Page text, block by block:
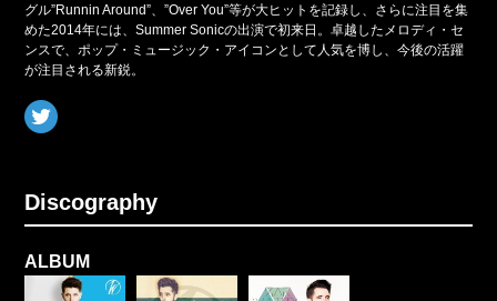
グル”Runnin Around”、”Over You”等が大ヒットを記録し、さらに注目を集
めた2014年には、Summer Sonicの出演で初来日。卓越したメロディ・セ
ンスで、ポップ・ミュージック・アイコンとして人気を博し、今後の活躍
が注目される新鋭。
Discography
ALBUM